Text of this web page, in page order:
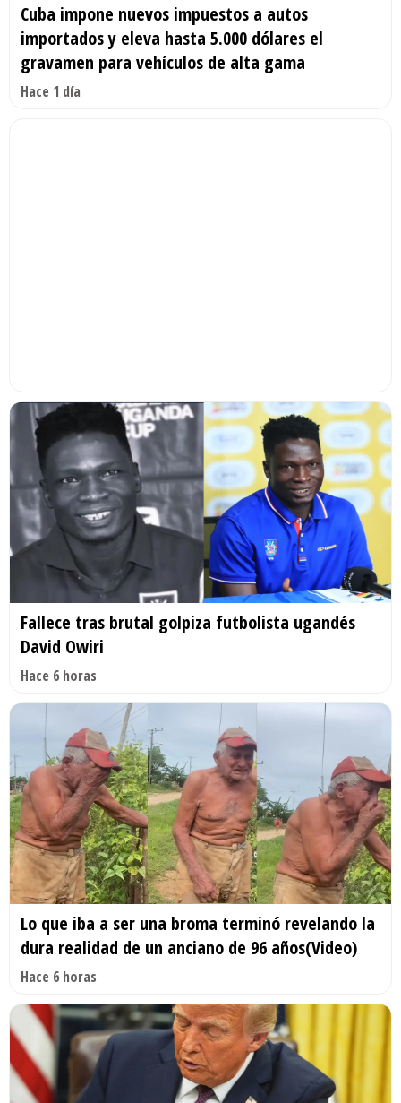
Cuba impone nuevos impuestos a autos
importados y eleva hasta 5.000 dólares el
gravamen para vehículos de alta gama
Hace 1 día
Fallece tras brutal golpiza futbolista ugandés
David Owiri
Hace 6 horas
Lo que iba a ser una broma terminó revelando la
dura realidad de un anciano de 96 años(Video)
Hace 6 horas